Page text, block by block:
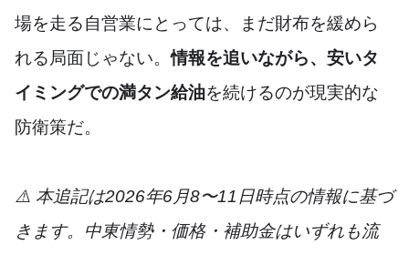
場を走る自営業にとっては、まだ財布を緩めら
れる局面じゃない。情報を追いながら、安いタ
イミングでの満タン給油を続けるのが現実的な
防衛策だ。
⚠️ 本追記は2026年6月8〜11日時点の情報に基づ
きます。中東情勢・価格・補助金はいずれも流